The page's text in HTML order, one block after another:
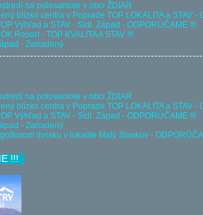
na polosamote v obci ŽDIAR
blízko centra v Poprade TOP LOKALITA a STAV -
Výhľad a STAV - Sídl. Západ - ODPORÚČAME !!!
Resort - TOP KVALITA A STAV !!!
- Zariadený
na polosamote v obci ŽDIAR
blízko centra v Poprade TOP LOKALITA a STAV -
Výhľad a STAV - Sídl. Západ - ODPORÚČAME !!!
- Zariadený
ihrisku v lokalite Malý Slavkov -
!!!